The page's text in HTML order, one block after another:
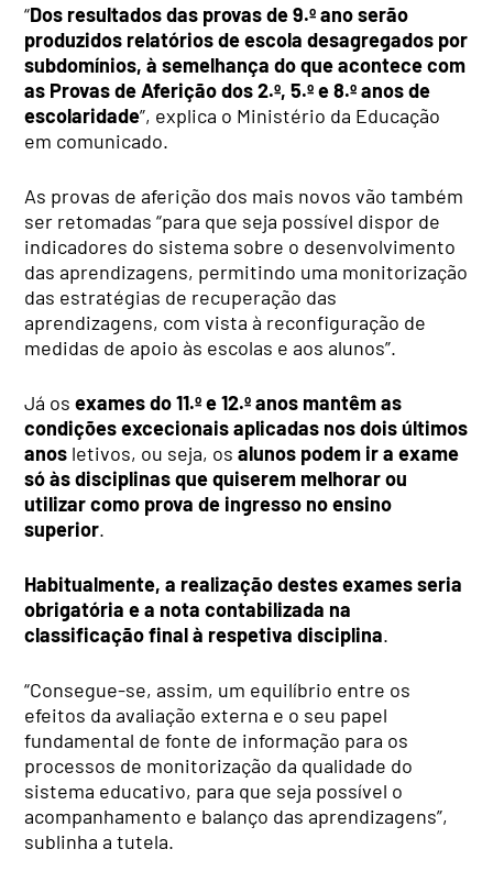
“Dos resultados das provas de 9.º ano serão
produzidos relatórios de escola desagregados por
subdomínios, à semelhança do que acontece com
as Provas de Aferição dos 2.º, 5.º e 8.º anos de
escolaridade”, explica o Ministério da Educação
em comunicado.
As provas de aferição dos mais novos vão também
ser retomadas “para que seja possível dispor de
indicadores do sistema sobre o desenvolvimento
das aprendizagens, permitindo uma monitorização
das estratégias de recuperação das
aprendizagens, com vista à reconfiguração de
medidas de apoio às escolas e aos alunos”.
Já osexames do 11.º e 12.º anos mantêm as
condições excecionais aplicadas nos dois últimos
anos letivos, ou seja, osalunos podem ir a exame
só às disciplinas que quiserem melhorar ou
utilizar como prova de ingresso no ensino
superior.
Habitualmente, a realização destes exames seria
obrigatória e a nota contabilizada na
classificação final à respetiva disciplina.
“Consegue-se, assim, um equilíbrio entre os
efeitos da avaliação externa e o seu papel
fundamental de fonte de informação para os
processos de monitorização da qualidade do
sistema educativo, para que seja possível o
acompanhamento e balanço das aprendizagens”,
sublinha a tutela.